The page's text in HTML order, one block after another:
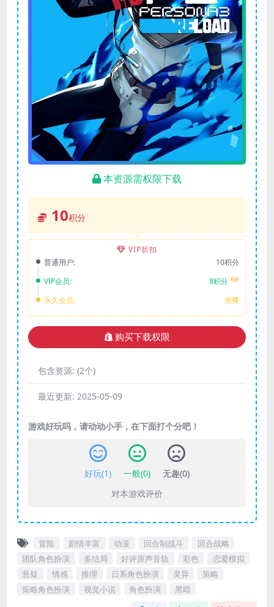
本资源需权限下载
10积分
VIP折扣
普通用户:
10积分
VIP会员:
8积分 8折
永久会员: 免费
购买下载权限
包含资源: (2个)
最近更新: 2025-05-09
游戏好玩吗，请动动小手，在下面打个分吧！
好玩(1) 一般(0) 无趣(0)
对本游戏评价
冒险 剧情丰富 动漫 回合制战斗
回合战略
团队角色扮演
多结局 好评原声音轨 彩色
恋爱模拟
悬疑
情感 推理 日系角色扮演 灵异
策略
策略角色扮演
视觉小说 角色扮演 黑暗